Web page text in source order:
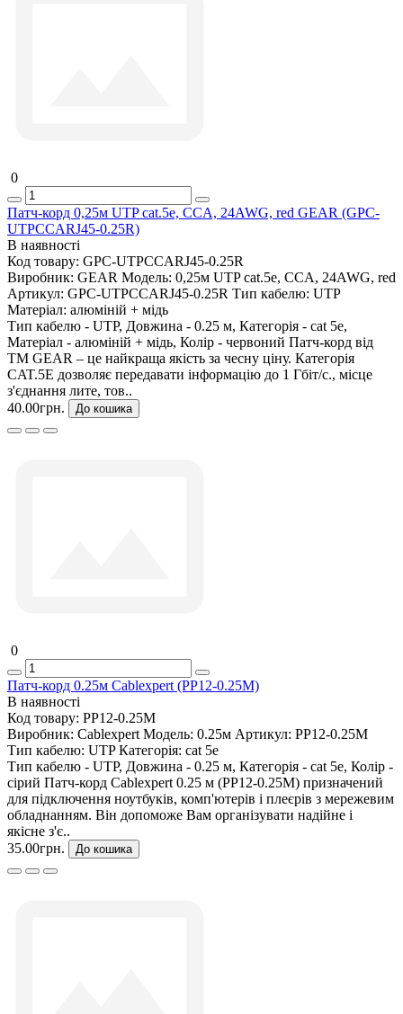
0
Патч-корд 0,25м UTP cat.5e, CCA, 24AWG, red GEAR (GPC-
UTPCCARJ45-0.25R)
В наявності
Код товару: GPC-UTPCCARJ45-0.25R
Виробник: GEAR Модель: 0,25м UTP cat.5e, CCA, 24AWG, red
Артикул: GPC-UTPCCARJ45-0.25R Тип кабелю: UTP
Матеріал: алюміній + мідь
Тип кабелю - UTP, Довжина - 0.25 м, Категорія - cat 5e,
Матеріал - алюміній + мідь, Колір - червоний Патч-корд від
ТМ GEAR – це найкраща якість за чесну ціну. Категорія
CAT.5E дозволяє передавати інформацію до 1 Гбіт/с., місце
з'єднання лите, тов..
40.00грн.
До кошика
0
Патч-корд 0.25м Cablexpert (PP12-0.25M)
В наявності
Код товару: PP12-0.25M
Виробник: Cablexpert Модель: 0.25м Артикул: PP12-0.25M
Тип кабелю: UTP Категорія: cat 5e
Тип кабелю - UTP, Довжина - 0.25 м, Категорія - cat 5e, Колір -
сірий Патч-корд Cablexpert 0.25 м (PP12-0.25M) призначений
для підключення ноутбуків, комп'ютерів і плеєрів з мережевим
обладнанням. Він допоможе Вам організувати надійне і
якісне з'є..
35.00грн.
До кошика